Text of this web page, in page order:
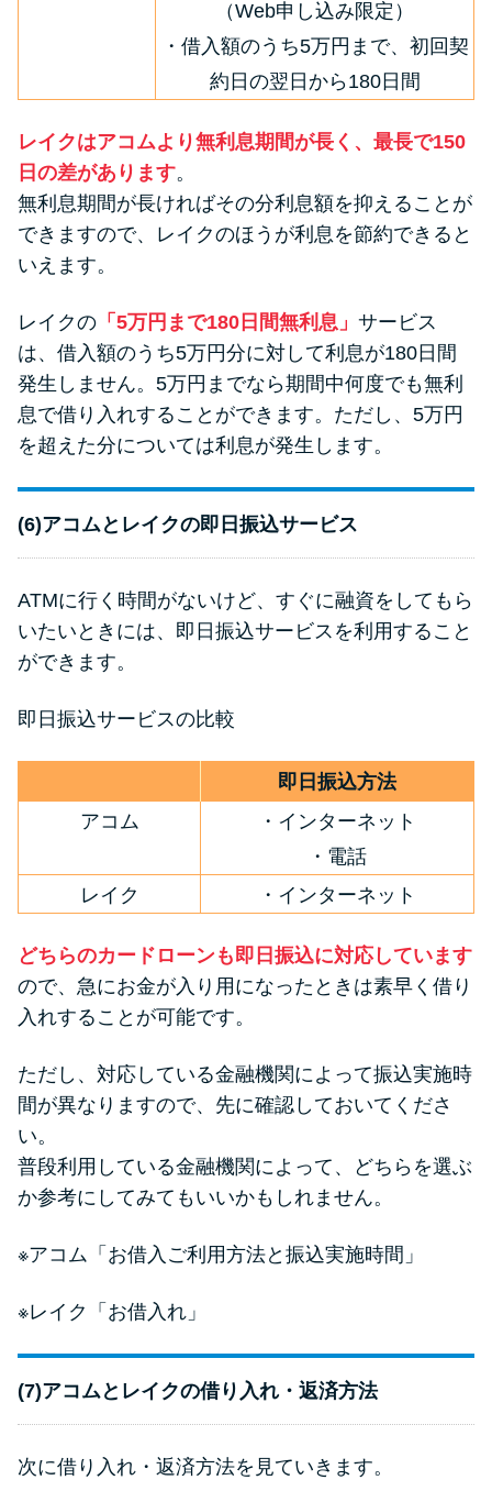
（Web申し込み限定）
・借入額のうち5万円まで、初回契
約日の翌日から180日間
レイクはアコムより無利息期間が長く、最長で150
日の差があります。
無利息期間が長ければその分利息額を抑えることが
できますので、レイクのほうが利息を節約できると
いえます。
レイクの 「5万円まで180日間無利息」 サービス
は、借入額のうち5万円分に対して利息が180日間
発生しません。5万円までなら期間中何度でも無利
息で借り入れすることができます。ただし、5万円
を超えた分については利息が発生します。
(6)アコムとレイクの即日振込サービス
ATMに行く時間がないけど、すぐに融資をしてもら
いたいときには、即日振込サービスを利用すること
ができます。
即日振込サービスの比較
即日振込方法
アコム
・インターネット
・電話
レイク
・インターネット
どちらのカードローンも即日振込に対応しています
ので、急にお金が入り用になったときは素早く借り
入れすることが可能です。
ただし、対応している金融機関によって振込実施時
間が異なりますので、先に確認しておいてくださ
い。
普段利用している金融機関によって、どちらを選ぶ
か参考にしてみてもいいかもしれません。
※アコム 「お借入ご利用方法と振込実施時間」
※レイク 「お借入れ」
(7)アコムとレイクの借り入れ・返済方法
次に借り入れ・返済方法を見ていきます。